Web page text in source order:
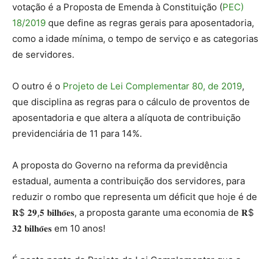
votação é a Proposta de Emenda à Constituição (PEC)
18/2019 que define as regras gerais para aposentadoria,
como a idade mínima, o tempo de serviço e as categorias
de servidores.
O outro é o Projeto de Lei Complementar 80, de 2019,
que disciplina as regras para o cálculo de proventos de
aposentadoria e que altera a alíquota de contribuição
previdenciária de 11 para 14%.
A proposta do Governo na reforma da previdência
estadual, aumenta a contribuição dos servidores, para
reduzir o rombo que representa um déficit que hoje é de
𝐑$ 𝟐𝟗,𝟓 𝐛𝐢𝐥𝐡𝐨̃𝐞𝐬, a proposta garante uma economia de 𝐑$
𝟑𝟐 𝐛𝐢𝐥𝐡𝐨̃𝐞𝐬 em 10 anos!